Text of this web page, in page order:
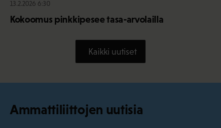
13.2.2026 6:30
Kokoomus pinkkipesee tasa-arvolailla
Kaikki uutiset
Ammattiliittojen uutisia